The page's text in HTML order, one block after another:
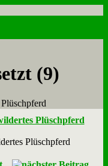
(9)
Plüsch­pferd